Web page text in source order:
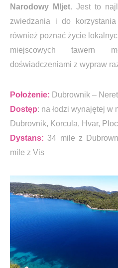
Narodowy Mljet. Jest to
zwiedzania i do
również poznać życie
miejscowych tawern
doświadczeniami z wypraw
Położenie: Dubrownik –
Dostęp: na łodzi wynajętej w
Dubrovnik, Korcula, Hvar,
Dystans: 34 mile z
mile z Vis